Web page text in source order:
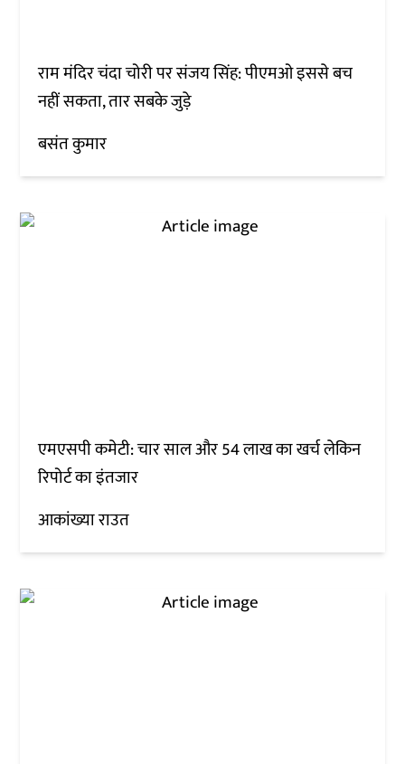
राम मंदिर चंदा चोरी पर संजय सिंह: पीएमओ इससे बच
नहीं सकता, तार सबके जुड़े
बसंत कुमार
एमएसपी कमेटी: चार साल और 54 लाख का खर्च लेकिन
रिपोर्ट का इंतजार
आकांख्या राउत